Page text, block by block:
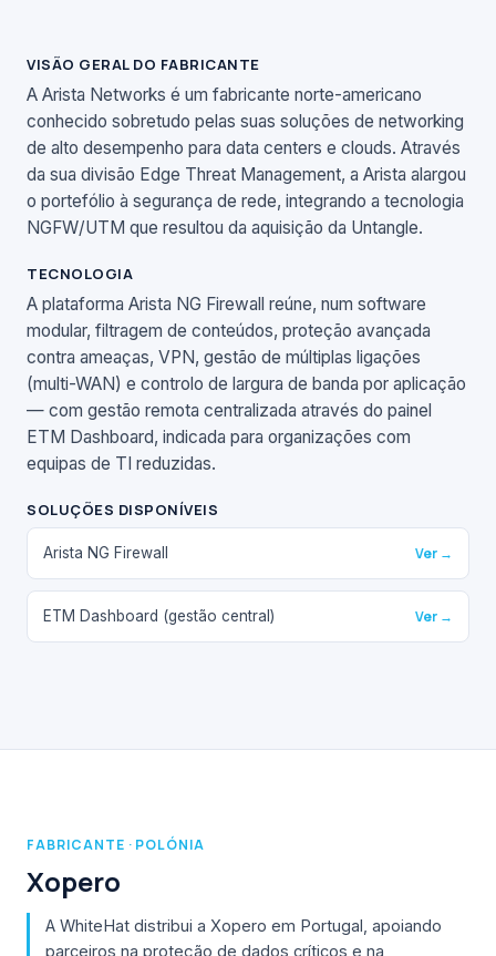
VISÃO GERAL DO FABRICANTE
A Arista Networks é um fabricante norte-americano
conhecido sobretudo pelas suas soluções de networking
de alto desempenho para data centers e clouds. Através
da sua divisão Edge Threat Management, a Arista alargou
o portefólio à segurança de rede, integrando a tecnologia
NGFW/UTM que resultou da aquisição da Untangle.
TECNOLOGIA
A plataforma Arista NG Firewall reúne, num software
modular, filtragem de conteúdos, proteção avançada
contra ameaças, VPN, gestão de múltiplas ligações
(multi-WAN) e controlo de largura de banda por aplicação
— com gestão remota centralizada através do painel
ETM Dashboard, indicada para organizações com
equipas de TI reduzidas.
SOLUÇÕES DISPONÍVEIS
Arista NG Firewall Ver →
ETM Dashboard (gestão central) Ver →
FABRICANTE · POLÓNIA
Xopero
A WhiteHat distribui a Xopero em Portugal, apoiando
parceiros na proteção de dados críticos e na